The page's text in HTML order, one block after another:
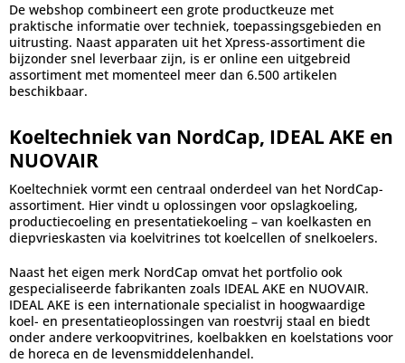
De webshop combineert een grote productkeuze met
praktische informatie over techniek, toepassingsgebieden en
uitrusting. Naast apparaten uit het Xpress-assortiment die
bijzonder snel leverbaar zijn, is er online een uitgebreid
assortiment met momenteel meer dan 6.500 artikelen
beschikbaar.
Koeltechniek van NordCap, IDEAL AKE en
NUOVAIR
Koeltechniek vormt een centraal onderdeel van het NordCap-
assortiment. Hier vindt u oplossingen voor opslagkoeling,
productiecoeling en presentatiekoeling – van koelkasten en
diepvrieskasten via koelvitrines tot koelcellen of snelkoelers.
Naast het eigen merk NordCap omvat het portfolio ook
gespecialiseerde fabrikanten zoals IDEAL AKE en NUOVAIR.
IDEAL AKE is een internationale specialist in hoogwaardige
koel- en presentatieoplossingen van roestvrij staal en biedt
onder andere verkoopvitrines, koelbakken en koelstations voor
de horeca en de levensmiddelenhandel.